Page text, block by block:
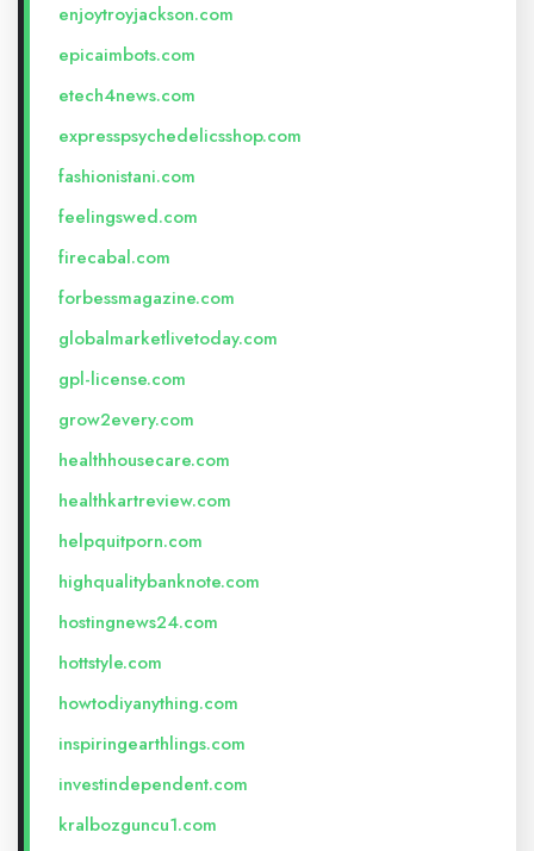
enjoytroyjackson.com
epicaimbots.com
etech4news.com
expresspsychedelicsshop.com
fashionistani.com
feelingswed.com
firecabal.com
forbessmagazine.com
globalmarketlivetoday.com
gpl-license.com
grow2every.com
healthhousecare.com
healthkartreview.com
helpquitporn.com
highqualitybanknote.com
hostingnews24.com
hottstyle.com
howtodiyanything.com
inspiringearthlings.com
investindependent.com
kralbozguncu1.com